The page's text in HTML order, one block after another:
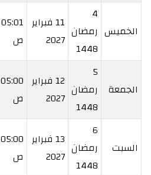
الخميس
4
رمضان
1448
11 فبراير
2027
05:01
ص
الجمعة
5
رمضان
1448
12 فبراير
2027
05:00
ص
السبت
6
رمضان
1448
13 فبراير
2027
05:00
ص